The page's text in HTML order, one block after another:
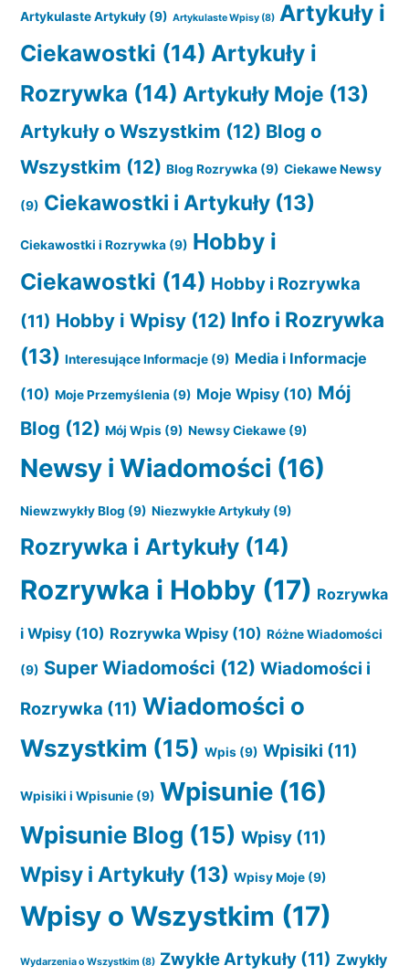
Artykulaste Artykuły (9) Artykulaste Wpisy (8) Artykuły i
Ciekawostki (14) Artykuły i
Rozrywka (14) Artykuły Moje (13)
Artykuły o Wszystkim (12) Blog o
Wszystkim (12) Blog Rozrywka (9) Ciekawe Newsy
(9) Ciekawostki i Artykuły (13)
Ciekawostki i Rozrywka (9) Hobby i
Ciekawostki (14) Hobby i Rozrywka
(11) Hobby i Wpisy (12) Info i Rozrywka
(13) Interesujące Informacje (9) Media i Informacje
(10) Moje Przemyślenia (9) Moje Wpisy (10) Mój
Blog (12) Mój Wpis (9) Newsy Ciekawe (9)
Newsy i Wiadomości (16)
Niewzwykły Blog (9) Niezwykłe Artykuły (9)
Rozrywka i Artykuły (14)
Rozrywka i Hobby (17) Rozrywka
i Wpisy (10) Rozrywka Wpisy (10) Różne Wiadomości
(9) Super Wiadomości (12) Wiadomości i
Rozrywka (11) Wiadomości o
Wszystkim (15) Wpis (9) Wpisiki (11)
Wpisiki i Wpisunie (9) Wpisunie (16)
Wpisunie Blog (15) Wpisy (11)
Wpisy i Artykuły (13) Wpisy Moje (9)
Wpisy o Wszystkim (17)
Wydarzenia o Wszystkim (8) Zwykłe Artykuły (11) Zwykły